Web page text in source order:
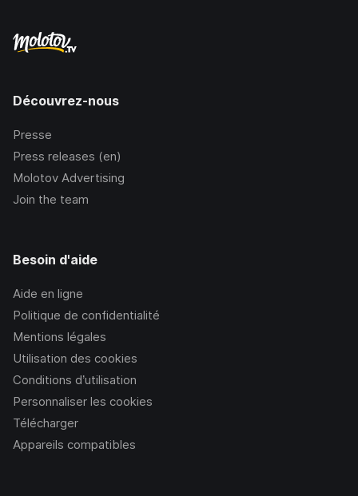
Découvrez-nous
Presse
Press releases (en)
Molotov Advertising
Join the team
Besoin d'aide
Aide en ligne
Politique de confidentialité
Mentions légales
Utilisation des cookies
Conditions d’utilisation
Personnaliser les cookies
Télécharger
Appareils compatibles